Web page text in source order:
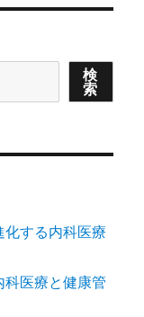
検
索
する内科医療
医療と健康管